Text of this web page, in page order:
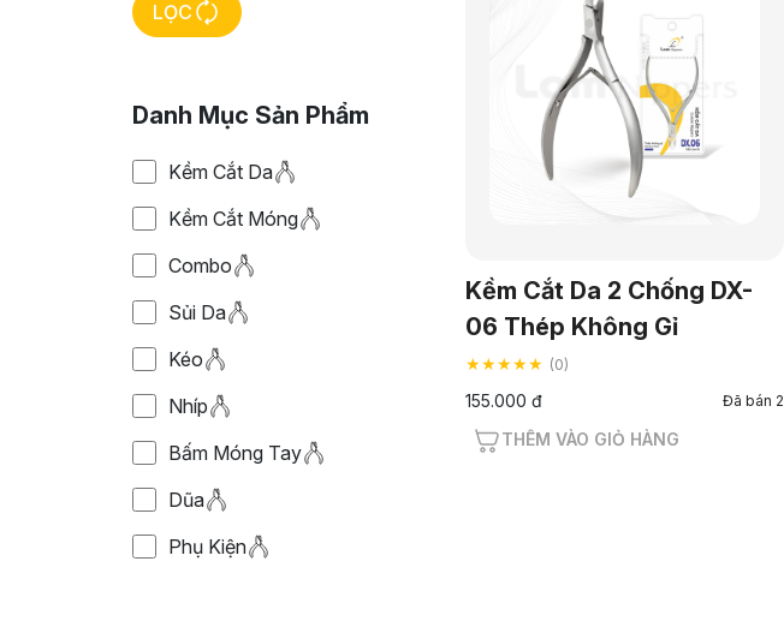
LỌC
Danh Mục Sản Phẩm
Kềm Cắt Da
Kềm Cắt Móng
Combo
Sủi Da
Kéo
Nhíp
Bấm Móng Tay
Dũa
Phụ Kiện
Kềm Cắt Da 2 Chống DX-
06 Thép Không Gỉ
★★★★★ (0)
155.000 đ Đã bán 2
THÊM VÀO GIỎ HÀNG